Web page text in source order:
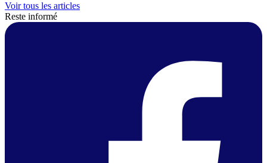
Voir tous les articles
Reste informé